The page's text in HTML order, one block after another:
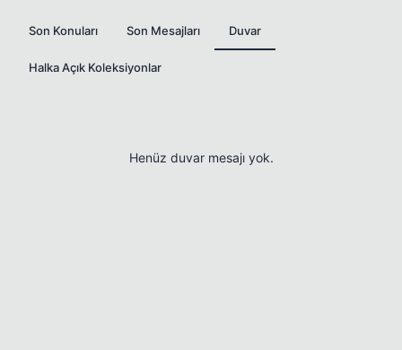
Son Konuları Son Mesajları Duvar
Halka Açık Koleksiyonlar
Henüz duvar mesajı yok.